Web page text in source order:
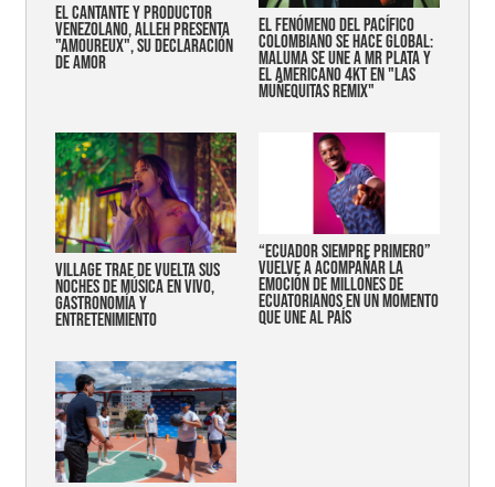
EL CANTANTE Y PRODUCTOR
VENEZOLANO, ALLEH PRESENTA
"AMOUREUX", SU DECLARACIÓN
DE AMOR
EL FENÓMENO DEL PACÍFICO
COLOMBIANO SE HACE GLOBAL:
MALUMA SE UNE A MR PLATA Y
EL AMERICANO 4KT EN "LAS
MUÑEQUITAS REMIX"
Village trae de vuelta sus
noches de música en vivo,
gastronomía y
entretenimiento
“Ecuador siempre primero”
vuelve a acompañar la
emoción de millones de
ecuatorianos en un momento
que une al país